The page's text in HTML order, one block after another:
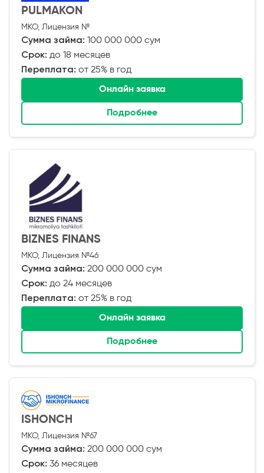
PULMAKON
МКО, Лицензия №
Сумма займа: 100 000 000 сум
Срок: до 18 месяцев
Переплата: от 25% в год
Онлайн заявка
Подробнее
BIZNES FINANS
МКО, Лицензия №46
Сумма займа: 200 000 000 сум
Срок: до 24 месяцев
Переплата: от 25% в год
Онлайн заявка
Подробнее
ISHONCH
МКО, Лицензия №67
Сумма займа: 200 000 000 сум
Срок: 36 месяцев